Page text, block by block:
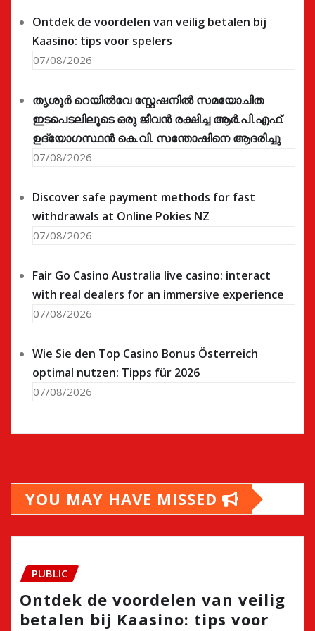
Ontdek de voordelen van veilig betalen bij
Kaasino: tips voor spelers
07/08/2026
തൃശൂർ റെയിൽവേ സ്റ്റേഷനിൽ സമയോചിത
ഇടപെടലിലൂടെ ഒരു ജീവൻ രക്ഷിച്ച ആർ.പി.എഫ്.
ഉദ്യോഗസ്ഥൻ കെ.വി. സന്തോഷിനെ ആദരിച്ചു
07/08/2026
Discover safe payment methods for fast
withdrawals at Online Pokies NZ
07/08/2026
Fair Go Casino Australia live casino: interact
with real dealers for an immersive experience
07/08/2026
Wie Sie den Top Casino Bonus Österreich
optimal nutzen: Tipps für 2026
07/08/2026
YOU MAY HAVE MISSED
PUBLIC
Ontdek de voordelen van veilig
betalen bij Kaasino: tips voor